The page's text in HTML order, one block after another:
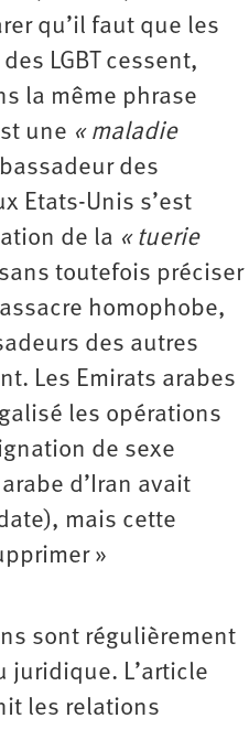
qu’il faut que les
LGBT cessent,
la même phrase
une « maladie
des
Etats-Unis s’est
de la « tuerie
sans toutefois préciser
homophobe,
des autres
Les Emirats arabes
les opérations
de sexe
d’Iran avait
mais cette
»
sont régulièrement
juridique. L’article
les relations